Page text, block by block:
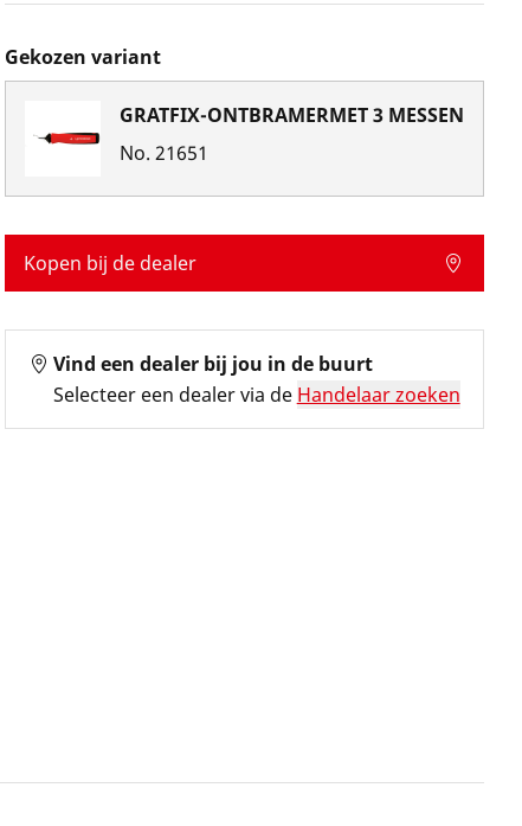
Gekozen variant
GRATFIX-ONTBRAMERMET 3 MESSEN
No. 21651
Kopen bij de dealer
Vind een dealer bij jou in de buurt
Selecteer een dealer via de Handelaar zoeken